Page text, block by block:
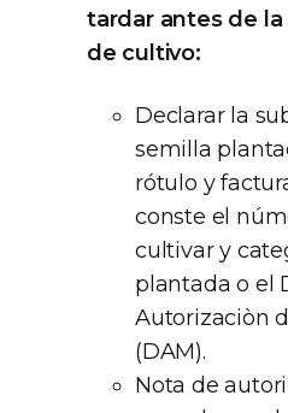
tardar antes de
de cultivo:
Declarar la
semilla
rótulo y
conste el
cultivar y
plantada o el
Autorizaciòn
(DAM).
Nota de